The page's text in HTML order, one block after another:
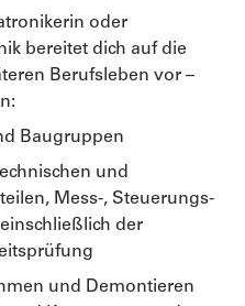
oder
bereitet dich auf die
Berufsleben vor –
Baugruppen
und
Mess-, Steuerungs-
der
und Demontieren